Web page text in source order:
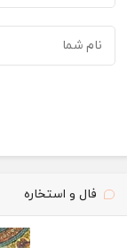
فال و استخاره